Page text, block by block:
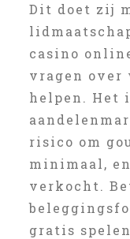
Dit doet zij
casino
vragen over
helpen. Het
risico om
minimaal,
verkocht.
gratis